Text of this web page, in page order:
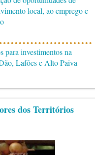
local, ao emprego e
para investimentos na
Lafões e Alto Paiva
dos Territórios